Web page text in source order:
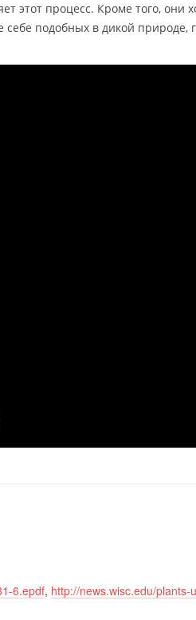
этот процесс. Кроме того, они
подобных в дикой природе,
6.epdf, http://news.wisc.edu/